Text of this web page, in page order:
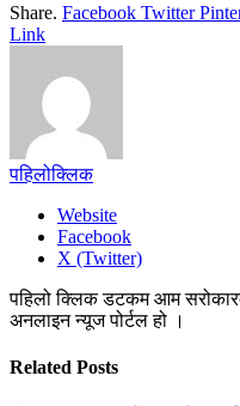
Share. Facebook Twitter
Link
पहिलोक्लिक
Website
Facebook
X (Twitter)
पहिलो क्लिक डटकम आम
अनलाइन न्यूज पोर्टल हो ।
Related Posts